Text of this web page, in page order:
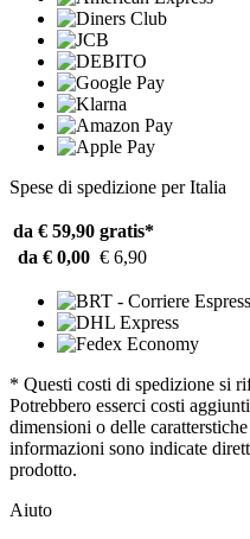
Spese di spedizione per Italia
da € 59,90 gratis*
da € 0,00 € 6,90
* Questi costi di spedizione si
Potrebbero esserci costi
dimensioni o delle
informazioni sono indicate
prodotto.
Aiuto